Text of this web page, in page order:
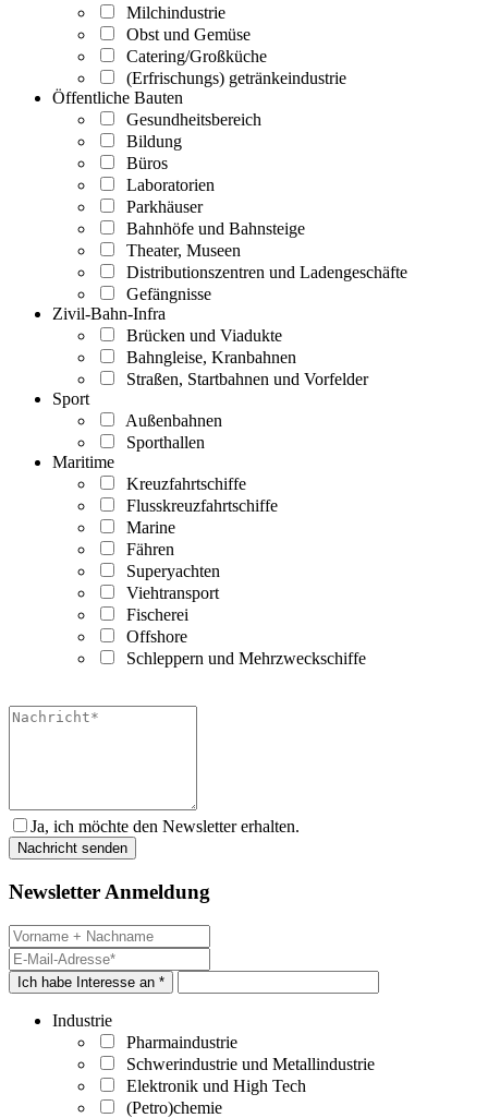
Milchindustrie
Obst und Gemüse
Catering/Großküche
(Erfrischungs) getränkeindustrie
Öffentliche Bauten
Gesundheitsbereich
Bildung
Büros
Laboratorien
Parkhäuser
Bahnhöfe und Bahnsteige
Theater, Museen
Distributionszentren und Ladengeschäfte
Gefängnisse
Zivil-Bahn-Infra
Brücken und Viadukte
Bahngleise, Kranbahnen
Straßen, Startbahnen und Vorfelder
Sport
Außenbahnen
Sporthallen
Maritime
Kreuzfahrtschiffe
Flusskreuzfahrtschiffe
Marine
Fähren
Superyachten
Viehtransport
Fischerei
Offshore
Schleppern und Mehrzweckschiffe
Ja, ich möchte den Newsletter erhalten.
Newsletter Anmeldung
Ich habe Interesse an *
Industrie
Pharmaindustrie
Schwerindustrie und Metallindustrie
Elektronik und High Tech
(Petro)chemie